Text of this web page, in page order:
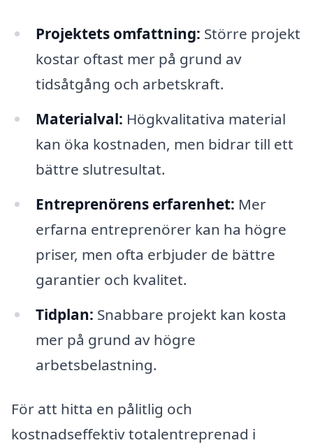
Projektets omfattning: Större projekt
kostar oftast mer på grund av
tidsåtgång och arbetskraft.
Materialval: Högkvalitativa material
kan öka kostnaden, men bidrar till ett
bättre slutresultat.
Entreprenörens erfarenhet: Mer
erfarna entreprenörer kan ha högre
priser, men ofta erbjuder de bättre
garantier och kvalitet.
Tidplan: Snabbare projekt kan kosta
mer på grund av högre
arbetsbelastning.
För att hitta en pålitlig och
kostnadseffektiv totalentreprenad i